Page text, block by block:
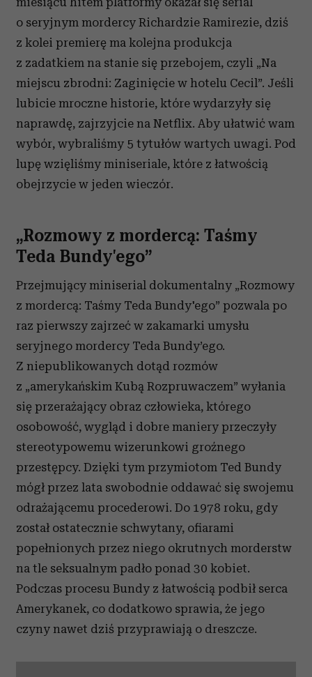
o seryjnym mordercy Richardzie Ramirezie, dziś
z kolei premierę ma kolejna produkcja
z zadatkiem na stanie się przebojem, czyli „Na
miejscu zbrodni: Zaginięcie w hotelu Cecil”. Jeśli
lubicie mroczne historie, które wydarzyły się
naprawdę, zajrzyjcie na Netflix. Aby ułatwić wam
wybór, wybraliśmy 5 tytułów wartych uwagi. Pod
lupę wzięliśmy miniseriale, które z łatwością
obejrzycie w jeden wieczór.
„Rozmowy z mordercą: Taśmy
Teda Bundy'ego”
Przejmujący miniserial dokumentalny „Rozmowy
z mordercą: Taśmy Teda Bundy'ego” pozwala po
raz pierwszy zajrzeć w zakamarki umysłu
seryjnego mordercy Teda Bundy’ego.
Z niepublikowanych dotąd rozmów
z „amerykańskim Kubą Rozpruwaczem” wyłania
się przerażający obraz człowieka, którego
osobowość, wygląd i dobre maniery przeczyły
stereotypowemu wizerunkowi groźnego
przestępcy. Dzięki tym przymiotom Ted Bundy
mógł przez lata swobodnie oddawać się swojemu
odrażającemu procederowi. Do 1978 roku, gdy
został ostatecznie schwytany, ofiarami
popełnionych przez niego okrutnych morderstw
na tle seksualnym padło ponad 30 kobiet.
Podczas procesu Bundy z łatwością podbił serca
Amerykanek, co dodatkowo sprawia, że jego
czyny nawet dziś przyprawiają o dreszcze.